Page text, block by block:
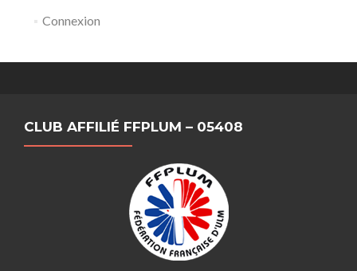
Connexion
CLUB AFFILIÉ FFPLUM – 05408